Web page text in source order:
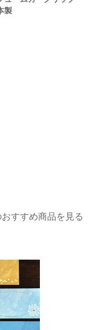
製
すすめ商品を見る